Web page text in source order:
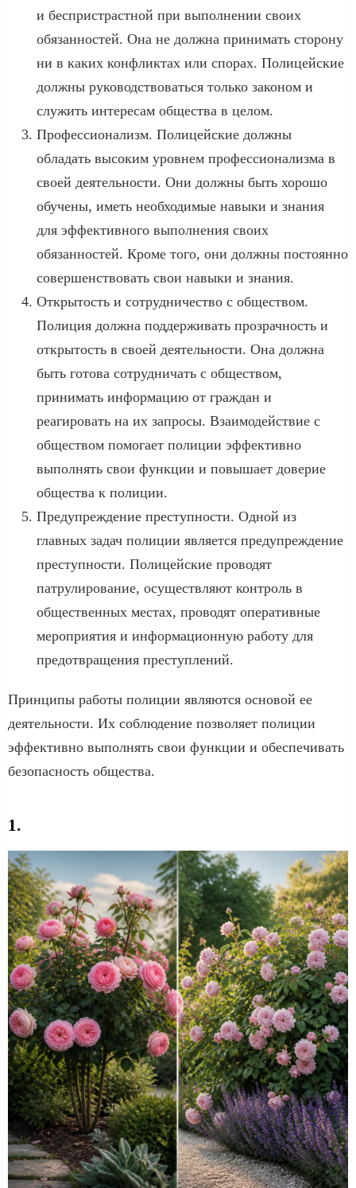
и беспристрастной при выполнении своих
обязанностей. Она не должна принимать сторону
ни в каких конфликтах или спорах. Полицейские
должны руководствоваться только законом и
служить интересам общества в целом.
Профессионализм. Полицейские должны
обладать высоким уровнем профессионализма в
своей деятельности. Они должны быть хорошо
обучены, иметь необходимые навыки и знания
для эффективного выполнения своих
обязанностей. Кроме того, они должны постоянно
совершенствовать свои навыки и знания.
Открытость и сотрудничество с обществом.
Полиция должна поддерживать прозрачность и
открытость в своей деятельности. Она должна
быть готова сотрудничать с обществом,
принимать информацию от граждан и
реагировать на их запросы. Взаимодействие с
обществом помогает полиции эффективно
выполнять свои функции и повышает доверие
общества к полиции.
Предупреждение преступности. Одной из
главных задач полиции является предупреждение
преступности. Полицейские проводят
патрулирование, осуществляют контроль в
общественных местах, проводят оперативные
мероприятия и информационную работу для
предотвращения преступлений.
Принципы работы полиции являются основой ее
деятельности. Их соблюдение позволяет полиции
эффективно выполнять свои функции и обеспечивать
безопасность общества.
1.